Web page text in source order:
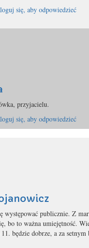
się, aby odpowiedzieć
przyjacielu.
się, aby odpowiedzieć
występować publicznie. Z
bo to ważna umiejętność.
będzie dobrze, a za setnym